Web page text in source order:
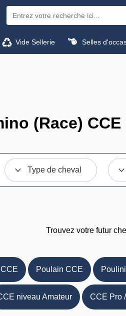
Vide Sellerie Selles
(Race)
Type de cheval
Trouvez votre futur
Poulain CCE
niveau Amateur CCE Pro